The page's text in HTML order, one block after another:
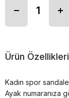
Ürün Özellikleri
Kadın spor
Ayak numaranıza